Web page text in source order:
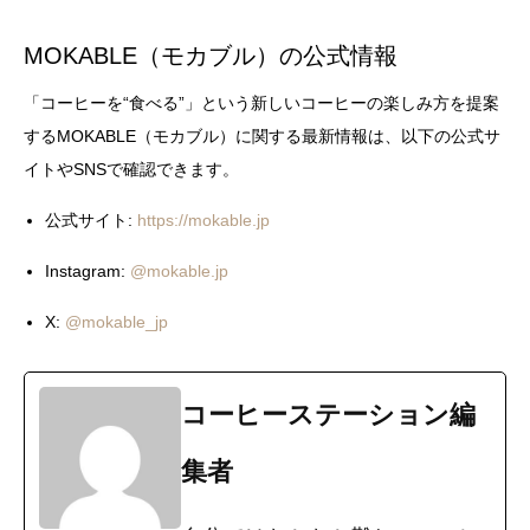
MOKABLE（モカブル）の公式情報
「コーヒーを“食べる”」という新しいコーヒーの楽しみ方を提案
するMOKABLE（モカブル）に関する最新情報は、以下の公式サ
イトやSNSで確認できます。
公式サイト: https://mokable.jp
Instagram: @mokable.jp
X: @mokable_jp
コーヒーステーション編
集者